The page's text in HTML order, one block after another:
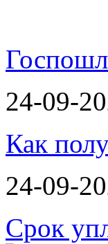
24-09-
Как
24-09-
Срок